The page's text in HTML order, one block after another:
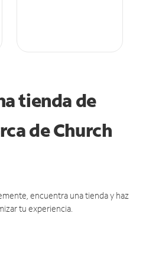
tienda de
de Church
encuentra una tienda y haz
tu experiencia.